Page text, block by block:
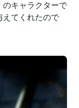
のキャラクターで
えてくれたので